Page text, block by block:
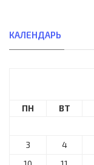
КАЛЕНДАРЬ
ПН ВТ
3
4